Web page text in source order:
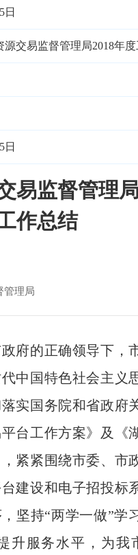
日
源交易监督管理局2018年
日
易监督管理
作总结
管理局
的正确领导下，
中国特色社会主义
实国务院和省政府
台工作方案》及《
紧紧围绕市委、市
建设和电子招投标
坚持“两学一做”学
升服务水平，为我